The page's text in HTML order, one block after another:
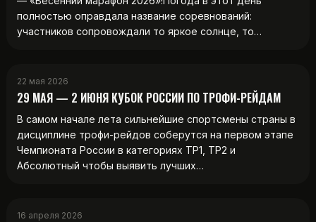
полностью оправдала название соревнований:
участников сопровождали то яркое солнце, то…
22 мая 2026
29 МАЯ — 2 ИЮНЯ КУБОК РОССИИ ПО ТРОФИ-РЕЙДАМ
В самом начале лета сильнейшие спортсмены страны в
дисциплине трофи-рейдов соберутся на первом этапе
Чемпионата России в категориях ТР1, ТР2 и
Абсолютный чтобы выявить лучших…
16 апреля 2026